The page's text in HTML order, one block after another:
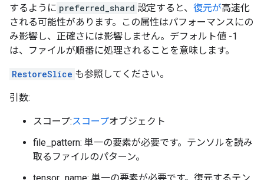
するように preferred_shard 設定すると、 復元が高速化
される可能性があります。この属性はパフォーマンスにの
み影響し、正確さには影響しません。デフォルト値 -1
は、ファイルが順番に処理されることを意味します。
RestoreSlice も参照してください。
引数:
スコープ:スコープオブジェクト
file_pattern: 単一の要素が必要です。テンソルを読み
取るファイルのパターン。